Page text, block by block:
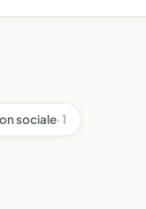
sociale· 1